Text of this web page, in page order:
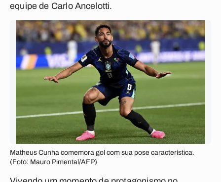
equipe de Carlo Ancelotti.
Matheus Cunha comemora gol com sua pose característica.
(Foto: Mauro Pimental/AFP)